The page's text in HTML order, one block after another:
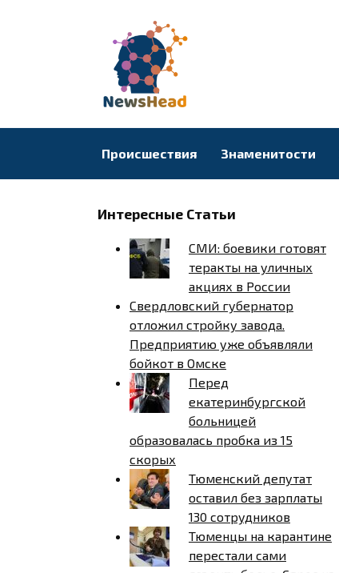
Происшествия Знаменитости
Интересные Статьи
СМИ: боевики готовят
теракты на уличных
акциях в России
Свердловский губернатор
отложил стройку завода.
Предприятию уже объявляли
бойкот в Омске
Перед
екатеринбургской
больницей
образовалась пробка из 15
скорых
Тюменский депутат
оставил без зарплаты
130 сотрудников
Тюменцы на карантине
перестали сами